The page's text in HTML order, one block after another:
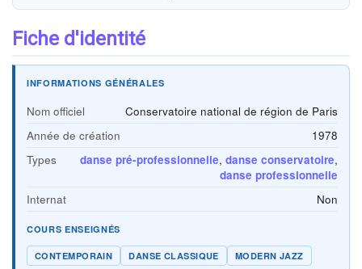
Fiche d'identité
INFORMATIONS GÉNÉRALES
Nom officiel
Conservatoire national de région de Paris
Année de création
1978
Types
danse pré-professionnelle, danse conservatoire,
danse professionnelle
Internat
Non
COURS ENSEIGNÉS
CONTEMPORAIN DANSE CLASSIQUE MODERN JAZZ